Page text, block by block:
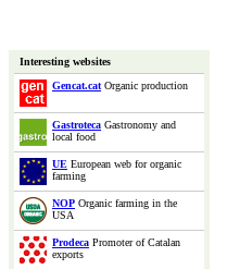
Interesting websites
Gencat.catOrganic production
Gastroteca Gastronomy and
local food
UE European web for organic
farming
NOP Organic farming in the
USA
Prodeca Promoter of Catalan
exports